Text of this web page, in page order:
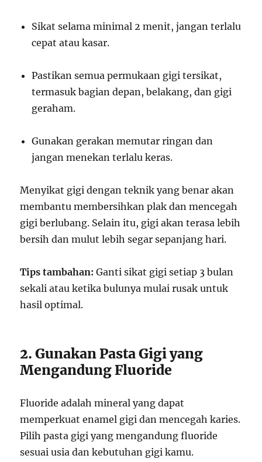
Sikat selama minimal 2 menit, jangan terlalu
cepat atau kasar.
Pastikan semua permukaan gigi tersikat,
termasuk bagian depan, belakang, dan gigi
geraham.
Gunakan gerakan memutar ringan dan
jangan menekan terlalu keras.
Menyikat gigi dengan teknik yang benar akan
membantu membersihkan plak dan mencegah
gigi berlubang. Selain itu, gigi akan terasa lebih
bersih dan mulut lebih segar sepanjang hari.
Tips tambahan: Ganti sikat gigi setiap 3 bulan
sekali atau ketika bulunya mulai rusak untuk
hasil optimal.
2. Gunakan Pasta Gigi yang
Mengandung Fluoride
Fluoride adalah mineral yang dapat
memperkuat enamel gigi dan mencegah karies.
Pilih pasta gigi yang mengandung fluoride
sesuai usia dan kebutuhan gigi kamu.